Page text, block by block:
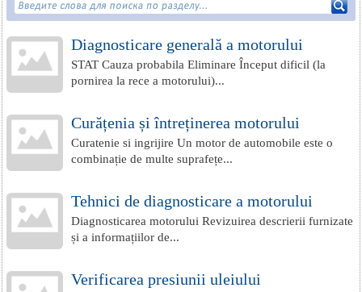
Diagnosticare generală a motorului
STAT Cauza probabila Eliminare Început dificil (la
pornirea la rece a motorului)...
Curățenia și întreținerea motorului
Curatenie si ingrijire Un motor de automobile este o
combinație de multe suprafețe...
Tehnici de diagnosticare a motorului
Diagnosticarea motorului Revizuirea descrierii furnizate
și a informațiilor de...
Verificarea presiunii uleiului